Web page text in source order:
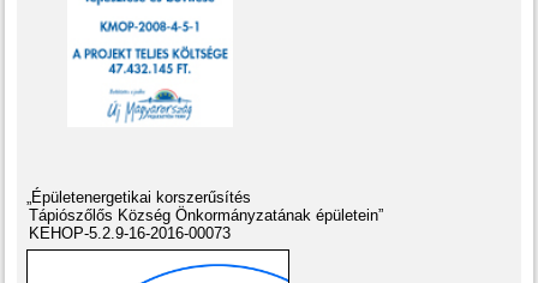
„Épületenergetikai korszerűsítés
Tápiószőlős Község Önkormányzatának épületein”
KEHOP-5.2.9-16-2016-00073